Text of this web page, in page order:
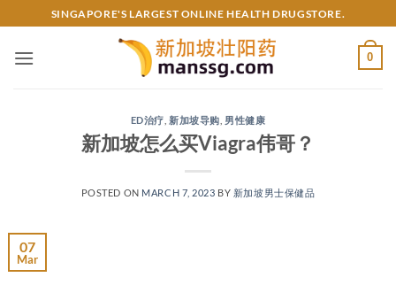
to
content
SINGAPORE'S LARGEST ONLINE HEALTH DRUGSTORE.
0
ED治疗 ,新加坡导购 男性健康
新加坡怎么买Viagra伟哥？
POSTED ON MARCH 7, 2023 BY 新加坡男士保健品
07
Mar